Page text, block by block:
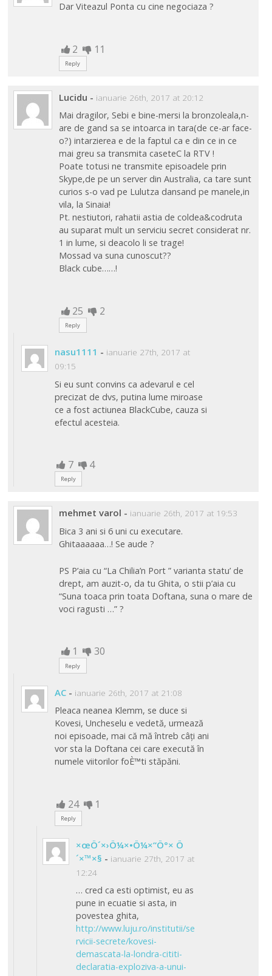
Dar Viteazul Ponta cu cine negociaza ?
2 11
Reply
Lucidu - ianuarie 26th, 2017 at 20:12
Mai dragilor, Sebi e bine-mersi la bronzoleala,n-
are de gand sa se intoarca in tara(de ce-ar face-
o?) intarzierea e de la faptul ca e din ce in ce
mai greu sa transmita caseteC la RTV !
Poate totusi ne transmite episoadele prin
Skype,de pe un server din Australia, ca tare sunt
curios s-o vad pe Lulutza dansand pe manele,in
vila, la Sinaia!
Pt. nestiutori, rahatii astia de coldea&codruta
au suparat mult un serviciu secret considerat nr.
1 in lume, si deacolo li se trage!
Mossad va suna cunoscut??
Black cube……!
25 2
Reply
nasu1111 - ianuarie 27th, 2017 at
09:15
Si eu sunt convins ca adevarul e cel
precizat de dvs, putina lume miroase
ce a fost actiunea BlackCube, cauza si
efectul acesteia.
7 4
Reply
mehmet varol - ianuarie 26th, 2017 at 19:53
Bica 3 ani si 6 uni cu executare.
Ghitaaaaaa…! Se aude ?
PS P’aia cu “La Chilia’n Port ” varianta statu’ de
drept, am auzit-o, da tu Ghita, o stii p’aia cu
“Suna toaca prin toata Doftana, suna o mare de
voci ragusti …” ?
1 30
Reply
AC - ianuarie 26th, 2017 at 21:08
Pleaca neanea Klemm, se duce si
Kovesi, Uncheselu e vedetă, urmează
noi episoade, mai că mă întreb câți ani
vor sta la Doftana cei care execută în
numele viitorilor foÈ™ti stăpăni.
24 1
Reply
×œÖ´×›Ö¼×•Ö¼×“Ö°× Ö
´×™×§ - ianuarie 27th, 2017 at
12:24
… cred ca esti optimist, eu as
pune in ecuatie si asta, in
povestea ghita,
http://www.luju.ro/institutii/se
rvicii-secrete/kovesi-
demascata-la-londra-cititi-
declaratia-exploziva-a-unui-